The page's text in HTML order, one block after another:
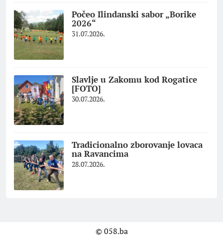
Počeo Ilindanski sabor „Borike
2026“
31.07.2026.
Slavlje u Zakomu kod Rogatice
[FOTO]
30.07.2026.
Tradicionalno zborovanje lovaca
na Ravancima
28.07.2026.
© 058.ba